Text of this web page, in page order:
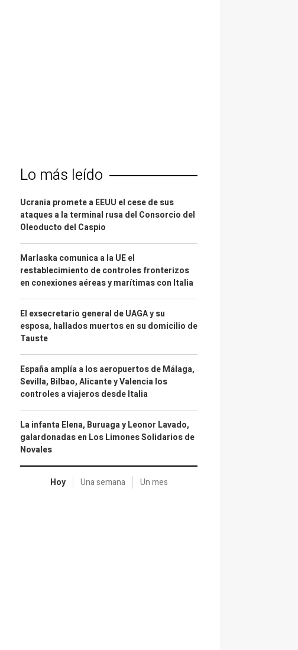
Lo más leído
Ucrania promete a EEUU el cese de sus
ataques a la terminal rusa del Consorcio del
Oleoducto del Caspio
Marlaska comunica a la UE el
restablecimiento de controles fronterizos
en conexiones aéreas y marítimas con Italia
El exsecretario general de UAGA y su
esposa, hallados muertos en su domicilio de
Tauste
España amplía a los aeropuertos de Málaga,
Sevilla, Bilbao, Alicante y Valencia los
controles a viajeros desde Italia
La infanta Elena, Buruaga y Leonor Lavado,
galardonadas en Los Limones Solidarios de
Novales
Hoy Una semana Un mes